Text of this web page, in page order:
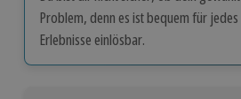
Problem, denn es ist bequem für
Erlebnisse einlösbar.